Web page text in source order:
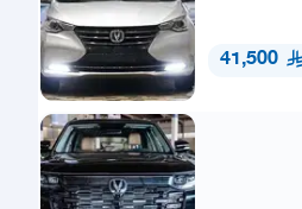
41,500